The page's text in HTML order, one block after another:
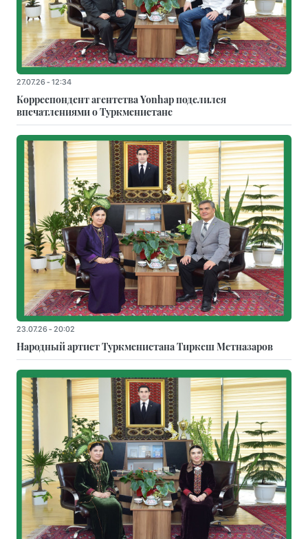
27.07.26 - 12:34
Корреспондент агентства Yonhap поделился
впечатлениями о Туркменистане
23.07.26 - 20:02
Народный артист Туркменистана Тиркеш Мeтназаров